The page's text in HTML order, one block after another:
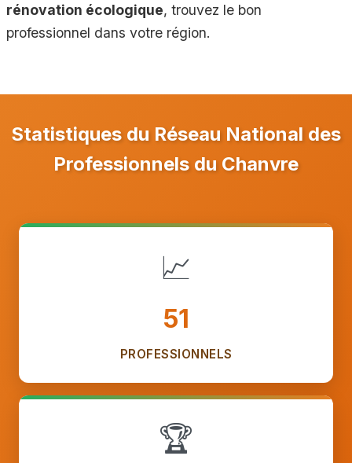
rénovation écologique, trouvez le bon
professionnel dans votre région.
Statistiques du Réseau National des
Professionnels du Chanvre
📈
51
PROFESSIONNELS
🏆